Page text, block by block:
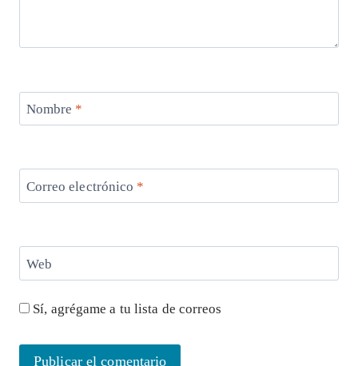
Nombre *
Correo electrónico *
Web
Sí, agrégame a tu lista de correos